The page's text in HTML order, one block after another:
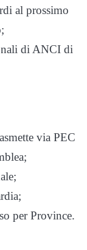
al prossimo
di ANCI di
via PEC
per Province.